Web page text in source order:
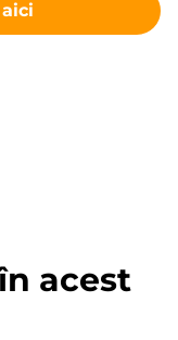
acest